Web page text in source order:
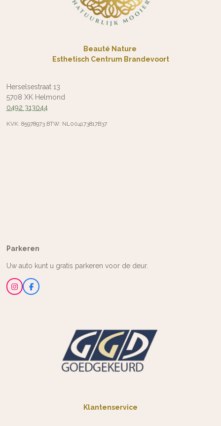
Beauté Nature
Esthetisch Centrum Brandevoort
Herselsestraat 13
5708 XK Helmond
0492 313044
KVK: 85978973 BTW: NL004173817B37
Parkeren
Uw auto kunt u gratis parkeren voor de deur.
I
n
F
a
Klantenservice